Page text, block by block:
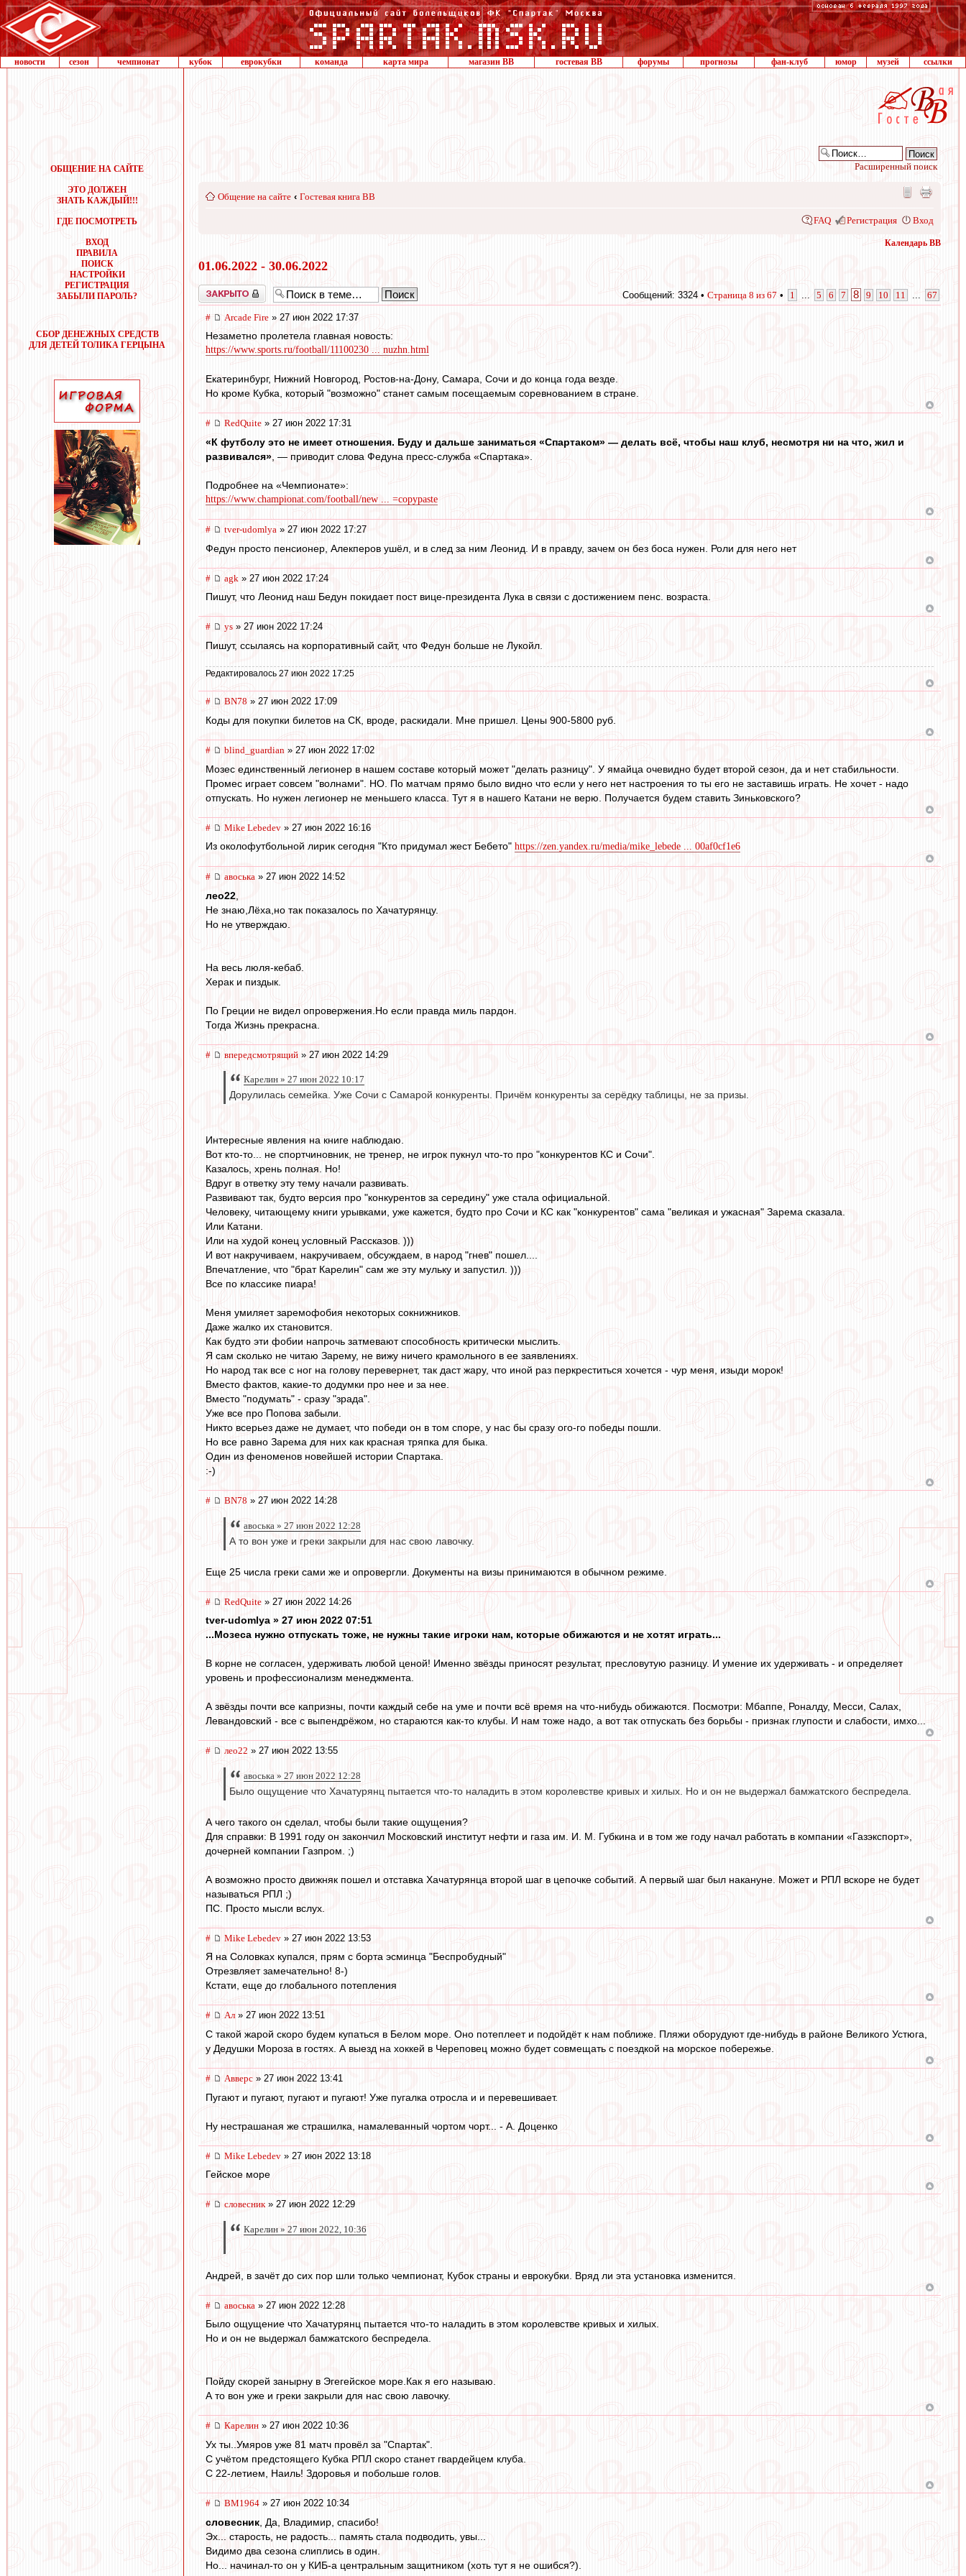
новости сезон чемпионат кубок еврокубки команда карта мира магазин ВВ гостевая ВВ форумы прогнозы фан-клуб юмор музей ссылки
ОБЩЕНИЕ НА САЙТЕ
ЭТО ДОЛЖЕН
ЗНАТЬ КАЖДЫЙ!!!
ГДЕ ПОСМОТРЕТЬ
ВХОД
ПРАВИЛА
ПОИСК
НАСТРОЙКИ
РЕГИСТРАЦИЯ
ЗАБЫЛИ ПАРОЛЬ?
СБОР ДЕНЕЖНЫХ СРЕДСТВ
ДЛЯ ДЕТЕЙ ТОЛИКА ГЕРЦЫНА
Расширенный поиск
Общение на сайте ‹ Гостевая книга ВВ
FAQ Регистрация Вход
Календарь ВВ
01.06.2022 - 30.06.2022
Закрыто Сообщений: 3324 • Страница 8 из 67 • 1 5 6 7 8 9 10 11 67
# Arcade Fire » 27 июн 2022 17:37
Незаметно пролетела главная новость:
https://www.sports.ru/football/11100230 ... nuzhn.html
Екатеринбург, Нижний Новгород, Ростов-на-Дону, Самара, Сочи и до конца года везде.
Но кроме Кубка, который "возможно" станет самым посещаемым соревнованием в стране.
# RedQuite » 27 июн 2022 17:31
«К футболу это не имеет отношения. Буду и дальше заниматься «Спартаком» — делать всё, чтобы наш клуб, несмотря ни на что, жил и
развивался» , — приводит слова Федуна пресс-служба «Спартака».
Подробнее на «Чемпионате»:
https://www.championat.com/football/new ... =copypaste
# tver-udomlya » 27 июн 2022 17:27
Федун просто пенсионер, Алекперов ушёл, и в след за ним Леонид. И в правду, зачем он без боса нужен. Роли для него нет
# agk » 27 июн 2022 17:24
Пишут, что Леонид наш Бедун покидает пост вице-президента Лука в связи с достижением пенс. возраста.
# ys » 27 июн 2022 17:24
Пишут, ссылаясь на корпоративный сайт, что Федун больше не Лукойл.
Редактировалось 27 июн 2022 17:25
# BN78 » 27 июн 2022 17:09
Коды для покупки билетов на СК, вроде, раскидали. Мне пришел. Цены 900-5800 руб.
# blind_guardian » 27 июн 2022 17:02
Мозес единственный легионер в нашем составе который может "делать разницу". У ямайца очевидно будет второй сезон, да и нет стабильности.
Промес играет совсем "волнами". НО. По матчам прямо было видно что если у него нет настроения то ты его не заставишь играть. Не хочет - надо
отпускать. Но нужен легионер не меньшего класса. Тут я в нашего Катани не верю. Получается будем ставить Зиньковского?
# Mike Lebedev » 27 июн 2022 16:16
Из околофутбольной лирик сегодня "Кто придумал жест Бебето" https://zen.yandex.ru/media/mike_lebede ... 00af0cf1e6
# авоська » 27 июн 2022 14:52
лео22
Не знаю,Лёха,но так показалось по Хачатурянцу.
Но не утверждаю.
На весь люля-кебаб.
Херак и пиздык.
По Греции не видел опровержения.Но если правда миль пардон.
Тогда Жизнь прекрасна.
# впередсмотрящий » 27 июн 2022 14:29
Карелин » 27 июн 2022 10:17
Дорулилась семейка. Уже Сочи с Самарой конкуренты. Причём конкуренты за серёдку таблицы, не за призы.
Интересные явления на книге наблюдаю.
Вот кто-то... не спортчиновник, не тренер, не игрок пукнул что-то про "конкурентов КС и Сочи".
Казалось, хрень полная. Но!
Вдруг в ответку эту тему начали развивать.
Развивают так, будто версия про "конкурентов за середину" уже стала официальной.
Человеку, читающему книги урывками, уже кажется, будто про Сочи и КС как "конкурентов" сама "великая и ужасная" Зарема сказала.
Или Катани.
Или на худой конец условный Рассказов. )))
И вот накручиваем, накручиваем, обсуждаем, в народ "гнев" пошел....
Впечатление, что "брат Карелин" сам же эту мульку и запустил. )))
Все по классике пиара!
Меня умиляет заремофобия некоторых сокнижников.
Даже жалко их становится.
Как будто эти фобии напрочь затмевают способность критически мыслить.
Я сам сколько не читаю Зарему, не вижу ничего крамольного в ее заявлениях.
Но народ так все с ног на голову перевернет, так даст жару, что иной раз перкреститься хочется - чур меня, изыди морок!
Вместо фактов, какие-то додумки про нее и за нее.
Вместо "подумать" - сразу "зрада".
Уже все про Попова забыли.
Никто всерьез даже не думает, что победи он в том споре, у нас бы сразу ого-го победы пошли.
Но все равно Зарема для них как красная тряпка для быка.
Один из феноменов новейшей истории Спартака.
:-)
# BN78 » 27 июн 2022 14:28
авоська » 27 июн 2022 12:28
А то вон уже и греки закрыли для нас свою лавочку.
Еще 25 числа греки сами же и опровергли. Документы на визы принимаются в обычном режиме.
# RedQuite » 27 июн 2022 14:26
tver-udomlya » 27 июн 2022 07:51
...Мозеса нужно отпускать тоже, не нужны такие игроки нам, которые обижаются и не хотят играть...
В корне не согласен, удерживать любой ценой! Именно звёзды приносят результат, пресловутую разницу. И умение их удерживать - и определяет
уровень и профессионализм менеджмента.
А звёзды почти все капризны, почти каждый себе на уме и почти всё время на что-нибудь обижаются. Посмотри: Мбаппе, Роналду, Месси, Салах,
Левандовский - все с выпендрёжом, но стараются как-то клубы. И нам тоже надо, а вот так отпускать без борьбы - признак глупости и слабости, имхо...
# лео22 » 27 июн 2022 13:55
авоська » 27 июн 2022 12:28
Было ощущение что Хачатурянц пытается что-то наладить в этом королевстве кривых и хилых. Но и он не выдержал бамжатского беспредела.
А чего такого он сделал, чтобы были такие ощущения?
Для справки: В 1991 году он закончил Московский институт нефти и газа им. И. М. Губкина и в том же году начал работать в компании «Газэкспорт»,
дочерней компании Газпром. ;)
А возможно просто движняк пошел и отставка Хачатурянца второй шаг в цепочке событий. А первый шаг был накануне. Может и РПЛ вскоре не будет
называться РПЛ ;)
ПС. Просто мысли вслух.
# Mike Lebedev » 27 июн 2022 13:53
Я на Соловках купался, прям с борта эсминца "Беспробудный"
Отрезвляет замечательно! 8-)
Кстати, еще до глобального потепления
# Ал» 27 июн 2022 13:51
С такой жарой скоро будем купаться в Белом море. Оно потеплеет и подойдёт к нам поближе. Пляжи оборудуют где-нибудь в районе Великого Устюга,
у Дедушки Мороза в гостях. А выезд на хоккей в Череповец можно будет совмещать с поездкой на морское побережье.
# Авверс » 27 июн 2022 13:41
Пугают и пугают, пугают и пугают! Уже пугалка отросла и и перевешивает.
Ну нестрашаная же страшилка, намалеванный чортом чорт... - А. Доценко
# Mike Lebedev » 27 июн 2022 13:18
Гейское море
# словесник» 27 июн 2022 12:29
Карелин » 27 июн 2022, 10:36
Андрей, в зачёт до сих пор шли только чемпионат, Кубок страны и еврокубки. Вряд ли эта установка изменится.
# авоська » 27 июн 2022 12:28
Было ощущение что Хачатурянц пытается что-то наладить в этом королевстве кривых и хилых.
Но и он не выдержал бамжатского беспредела.
Пойду скорей занырну в Эгегейское море.Как я его называю.
А то вон уже и греки закрыли для нас свою лавочку.
# Карелин » 27 июн 2022 10:36
Ух ты..Умяров уже 81 матч провёл за "Спартак".
С учётом предстоящего Кубка РПЛ скоро станет гвардейцем клуба.
С 22-летием, Наиль! Здоровья и побольше голов.
# BM1964 » 27 июн 2022 10:34
словесник , Да, Владимир, спасибо!
Эх... старость, не радость... память стала подводить, увы...
Видимо два сезона слиплись в один.
Но... начинал-то он у КИБ-а центральным защитником (хоть тут я не ошибся?).